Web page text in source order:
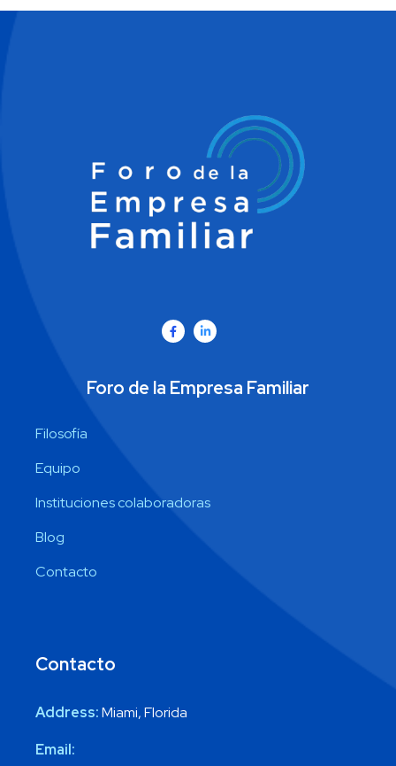
Foro de la Empresa Familiar
Filosofía
Equipo
Instituciones colaboradoras
Blog
Contacto
Contacto
Address:Miami, Florida
Email: